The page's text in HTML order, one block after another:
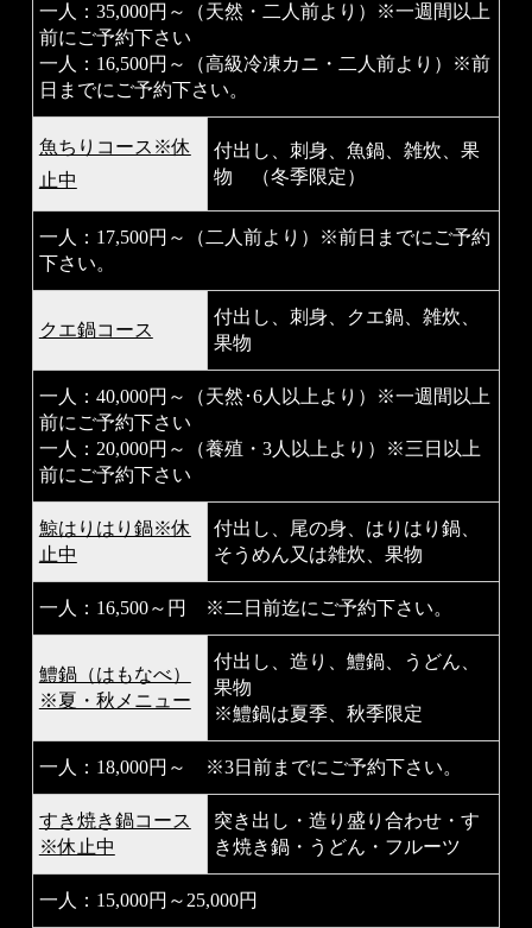
一人：35,000円～（天然・二人前より）
※一週間以上
前にご予約下さい
一人：16,500円～（高級冷凍カニ・二人前より）※前
日までにご予約下さい。
魚ちりコース※休
止中
付出し、刺身、魚鍋、雑炊、果
物 （冬季限定）
一人：17,500円～（二人前より）※前日までにご予約
下さい。
クエ鍋コース
付出し、刺身、クエ鍋、雑炊、
果物
一人：40,000円～（天然･6人以上より）
※一週間以上
前にご予約下さい
一人：20,000円～（養殖・3人以上より）※三日 以上
前にご予約下さい
鯨はりはり鍋※休
止中
付出し、尾の身、はりはり鍋、
そうめん又は雑炊、果物
一人：16,500～円 ※二日前迄にご予約下さい。
鱧鍋（はもなべ）
※夏・秋メニュー
付出し、造り、鱧鍋、うどん、
果物
※鱧鍋は夏季、秋季限定
一人：18,000円～ ※3日前までにご予約下さい。
すき焼き鍋コース
※休止中
突き出し・造り盛り合わせ・す
き焼き鍋・うどん・フルーツ
一人：15,000円～25,000円